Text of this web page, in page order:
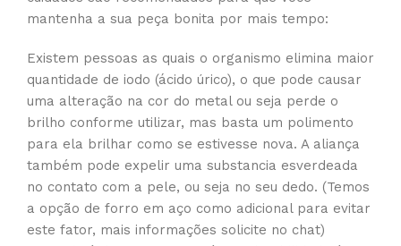
mantenha a sua peça bonita por mais tempo:
Existem pessoas as quais o organismo elimina maior
quantidade de iodo (ácido úrico), o que pode causar
uma alteração na cor do metal ou seja perde o
brilho conforme utilizar, mas basta um polimento
para ela brilhar como se estivesse nova. A aliança
também pode expelir uma substancia esverdeada
no contato com a pele, ou seja no seu dedo. (Temos
a opção de forro em aço como adicional para evitar
este fator, mais informações solicite no chat)